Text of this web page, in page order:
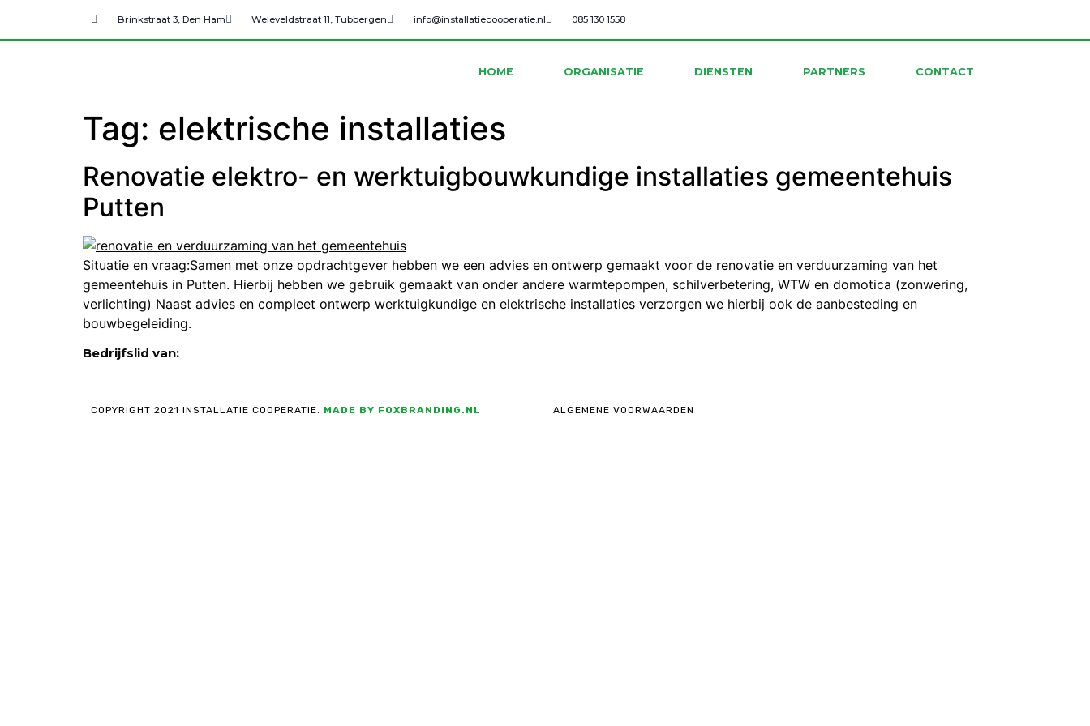
Brinkstraat 3, Den Ham Weleveldstraat 11, Tubbergen info@installatiecooperatie.nl 085 130 1558
HOME ORGANISATIE DIENSTEN PARTNERS CONTACT
Tag: elektrische installaties
Renovatie elektro- en werktuigbouwkundige installaties gemeentehuis
Putten
Situatie en vraag:Samen met onze opdrachtgever hebben we een advies en ontwerp gemaakt voor de renovatie en verduurzaming van het
gemeentehuis in Putten. Hierbij hebben we gebruik gemaakt van onder andere warmtepompen, schilverbetering, WTW en domotica (zonwering,
verlichting) Naast advies en compleet ontwerp werktuigkundige en elektrische installaties verzorgen we hierbij ook de aanbesteding en
bouwbegeleiding.
Bedrijfslid van:
COPYRIGHT 2021 INSTALLATIE COOPERATIE. MADE BY FOXBRANDING.NL ALGEMENE VOORWAARDEN